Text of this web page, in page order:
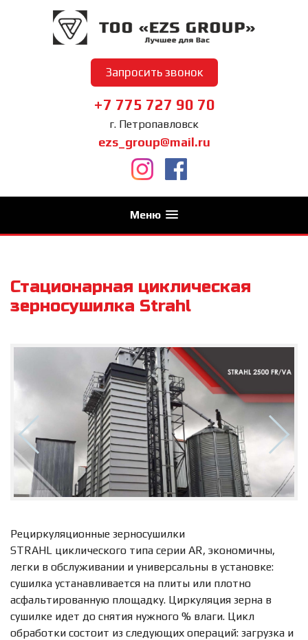
Запросить звонок
+7 775 727 90 70
г. Петропавловск
ezs_group@mail.ru
Меню
Стационарная циклическая
зерносушилка Strahl
Рециркуляционные зерносушилки
STRAHL циклического типа серии AR, экономичны,
легки в обслуживании и универсальны в установке:
сушилка устанавливается на плиты или плотно
асфальтированную площадку. Циркуляция зерна в
сушилке идет до снятия нужного % влаги. Цикл
обработки состоит из следующих операций: загрузка и